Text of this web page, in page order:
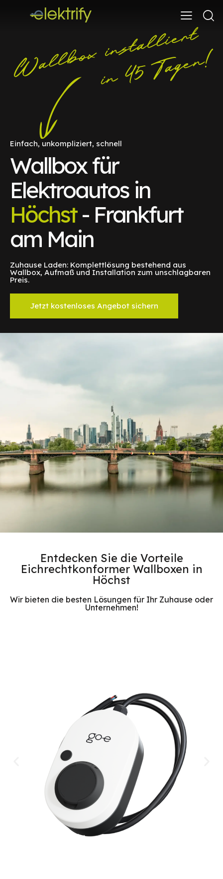
Einfach, unkompliziert, schnell
Wallbox für
Elektroautos in
Höchst- Frankfurt
am Main
Zuhause Laden: Komplettlösung bestehend aus
Wallbox, Aufmaß und Installation zum unschlagbaren
Preis.
Jetzt kostenloses Angebot sichern
Entdecken Sie die Vorteile
Eichrechtkonformer Wallboxen in
Höchst
Wir bieten die besten Lösungen für Ihr Zuhause oder
Unternehmen!